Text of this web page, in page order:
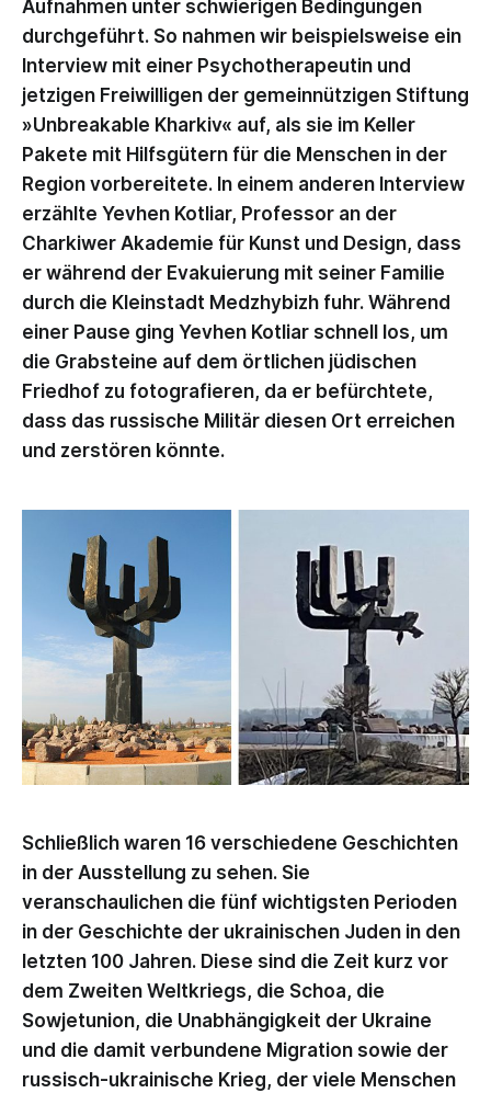
Aufnahmen unter schwierigen Bedingungen
durchgeführt. So nahmen wir beispielsweise ein
Interview mit einer Psychotherapeutin und
jetzigen Freiwilligen der gemeinnützigen Stiftung
»Unbreakable Kharkiv« auf, als sie im Keller
Pakete mit Hilfsgütern für die Menschen in der
Region vorbereitete. In einem anderen Interview
erzählte Yevhen Kotliar, Professor an der
Charkiwer Akademie für Kunst und Design, dass
er während der Evakuierung mit seiner Familie
durch die Kleinstadt Medzhybizh fuhr. Während
einer Pause ging Yevhen Kotliar schnell los, um
die Grabsteine auf dem örtlichen jüdischen
Friedhof zu fotografieren, da er befürchtete,
dass das russische Militär diesen Ort erreichen
und zerstören könnte.
Schließlich waren 16 verschiedene Geschichten
in der Ausstellung zu sehen. Sie
veranschaulichen die fünf wichtigsten Perioden
in der Geschichte der ukrainischen Juden in den
letzten 100 Jahren. Diese sind die Zeit kurz vor
dem Zweiten Weltkriegs, die Schoa, die
Sowjetunion, die Unabhängigkeit der Ukraine
und die damit verbundene Migration sowie der
russisch-ukrainische Krieg, der viele Menschen